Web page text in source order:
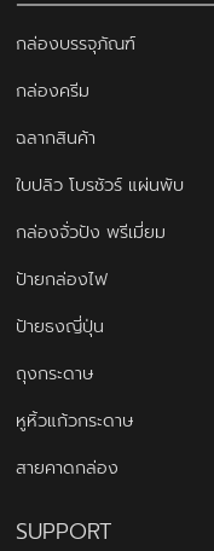
กล่องบรรจุภัณฑ์
กล่องครีม
ฉลากสินค้า
ใบปลิว โบรชัวร์ แผ่นพับ
กล่องจั่วปัง พรีเมี่ยม
ป้ายกล่องไฟ
ป้ายธงญี่ปุ่น
ถุงกระดาษ
หูหิ้วแก้วกระดาษ
สายคาดกล่อง
SUPPORT